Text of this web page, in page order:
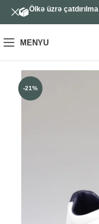
MENYU
-21%
Ölkə üzrə çatdırılma